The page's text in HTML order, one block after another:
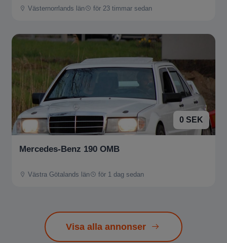
Västernorrlands län för 23 timmar sedan
0 SEK
Mercedes-Benz 190 OMB
Västra Götalands län för 1 dag sedan
Visa alla annonser